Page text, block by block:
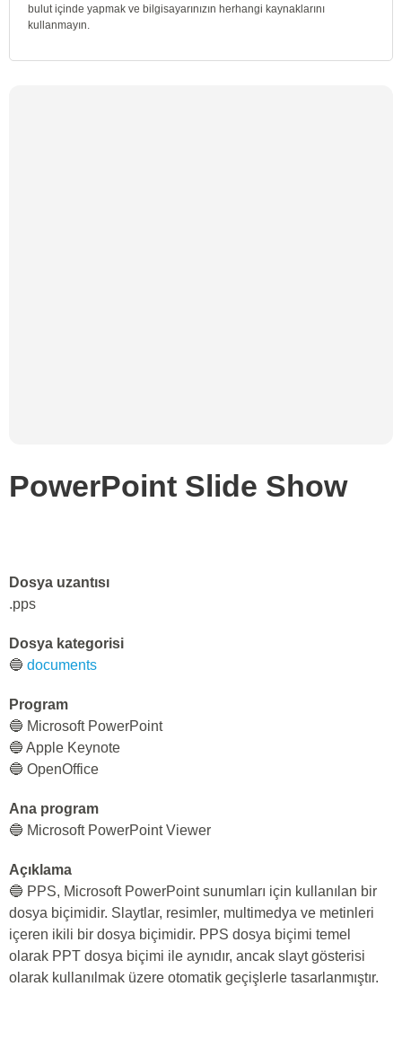
bulut içinde yapmak ve bilgisayarınızın herhangi kaynaklarını
kullanmayın.
PowerPoint Slide Show
Dosya uzantısı
.pps
Dosya kategorisi
🔵 documents
Program
🔵 Microsoft PowerPoint
🔵 Apple Keynote
🔵 OpenOffice
Ana program
🔵 Microsoft PowerPoint Viewer
Açıklama
🔵 PPS, Microsoft PowerPoint sunumları için kullanılan bir
dosya biçimidir. Slaytlar, resimler, multimedya ve metinleri
içeren ikili bir dosya biçimidir. PPS dosya biçimi temel
olarak PPT dosya biçimi ile aynıdır, ancak slayt gösterisi
olarak kullanılmak üzere otomatik geçişlerle tasarlanmıştır.